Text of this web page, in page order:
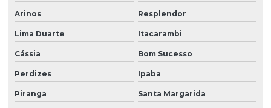
Arinos Resplendor
Lima Duarte Itacarambi
Cássia Bom Sucesso
Perdizes Ipaba
Piranga Santa Margarida